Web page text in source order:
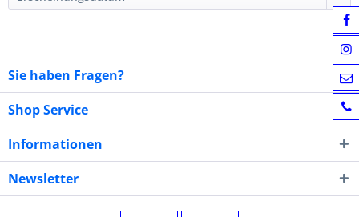
Sie haben Fragen?
Shop Service
Informationen
Newsletter